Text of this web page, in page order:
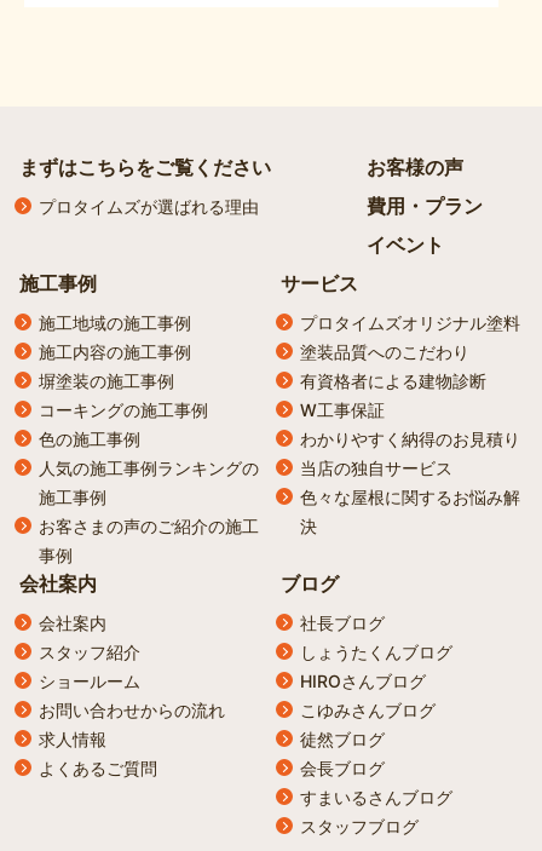
まずはこちらをご覧ください
プロタイムズが選ばれる理由
お客様の声
費用・プラン
イベント
施工事例
施工地域の施工事例
施工内容の施工事例
塀塗装の施工事例
コーキングの施工事例
色の施工事例
人気の施工事例ランキングの
施工事例
お客さまの声のご紹介の施工
事例
サービス
プロタイムズオリジナル塗料
塗装品質へのこだわり
有資格者による建物診断
W工事保証
わかりやすく納得のお見積り
当店の独自サービス
色々な屋根に関するお悩み解
決
会社案内
会社案内
スタッフ紹介
ショールーム
お問い合わせからの流れ
求人情報
よくあるご質問
ブログ
社長ブログ
しょうたくんブログ
HIROさんブログ
こゆみさんブログ
徒然ブログ
会長ブログ
すまいるさんブログ
スタッフブログ